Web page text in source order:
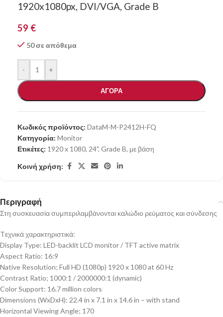
1920x1080px, DVI/VGA, Grade B
59 €
50 σε απόθεμα
- +
ΑΓΟΡΑ
Κωδικός προϊόντος: DataM-M-P2412H-FQ
Κατηγορία: Monitor
Ετικέτες: 1920 x 1080, 24", Grade B, με βάση
Κοινή χρήση:
Περιγραφή
Στη συσκευασία συμπεριλαμβάνονται καλώδιο ρεύματος και σύνδεσης
Tεχνικά χαρακτηριστικά:
Display Type: LED-backlit LCD monitor / TFT active matrix
Aspect Ratio: 16:9
Native Resolution; Full HD (1080p) 1920 x 1080 at 60 Hz
Contrast Ratio; 1000:1 / 2000000:1 (dynamic)
Color Support: 16.7 million colors
Dimensions (WxDxH): 22.4 in x 7.1 in x 14.6 in – with stand
Horizontal Viewing Angle; 170